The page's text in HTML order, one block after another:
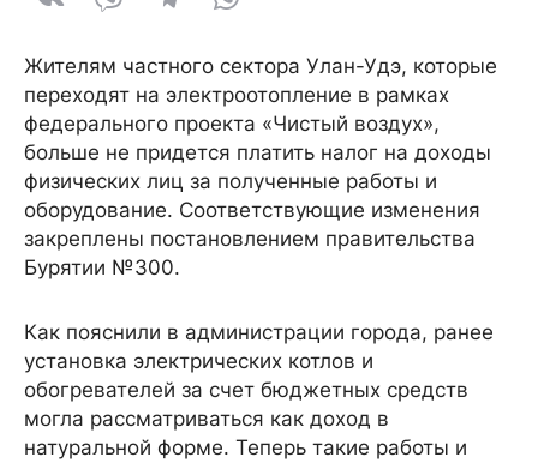
Жителям частного сектора Улан-Удэ, которые
переходят на электроотопление в рамках
федерального проекта «Чистый воздух»,
больше не придется платить налог на доходы
физических лиц за полученные работы и
оборудование. Соответствующие изменения
закреплены постановлением правительства
Бурятии №300.
Как пояснили в администрации города, ранее
установка электрических котлов и
обогревателей за счет бюджетных средств
могла рассматриваться как доход в
натуральной форме. Теперь такие работы и